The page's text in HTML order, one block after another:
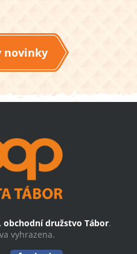
novinky
obchodní družstvo Tábor.
vyhrazena.